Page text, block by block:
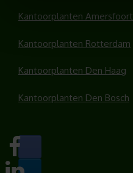
Kantoorplanten Amersfoort
Kantoorplanten Rotterdam
Kantoorplanten Den Haag
Kantoorplanten Den Bosch